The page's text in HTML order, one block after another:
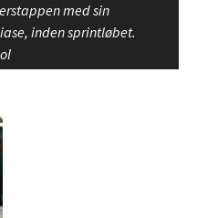
med sin
inden sprintløbet.